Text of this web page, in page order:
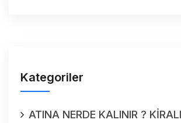
Kategoriler
ATINA NERDE KALINIR ?